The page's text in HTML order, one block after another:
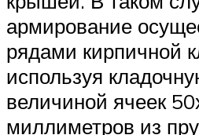
армирование
рядами кирпичной
используя
величиной ячеек
миллиметров из